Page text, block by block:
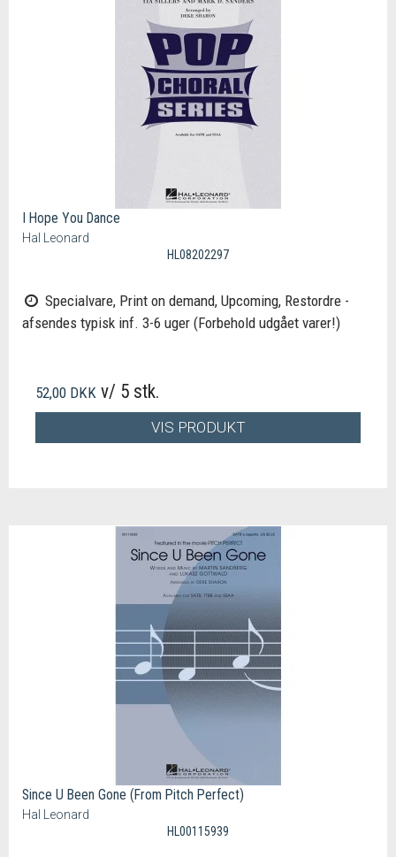
I Hope You Dance
Hal Leonard
HL08202297
Specialvare, Print on demand, Upcoming, Restordre -
afsendes typisk inf. 3-6 uger (Forbehold udgået varer!)
52,00 DKK v/ 5 stk.
VIS PRODUKT
Since U Been Gone (From Pitch Perfect)
Hal Leonard
HL00115939